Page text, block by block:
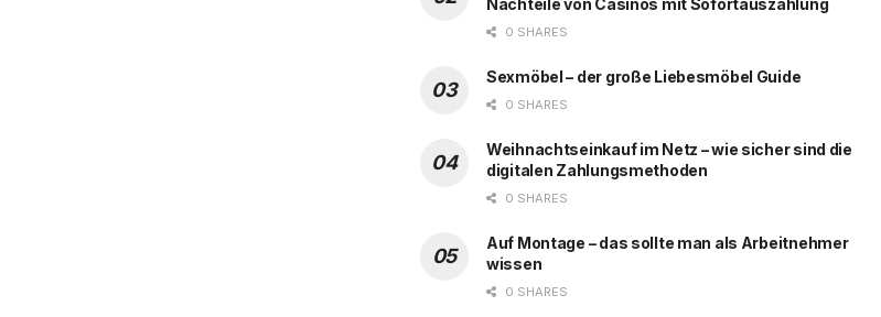
Nachteile von Casinos mit Sofortauszahlung
0 SHARES
Sexmöbel – der große Liebesmöbel Guide
0 SHARES
Weihnachtseinkauf im Netz – wie sicher sind die
digitalen Zahlungsmethoden
0 SHARES
Auf Montage – das sollte man als Arbeitnehmer
wissen
0 SHARES